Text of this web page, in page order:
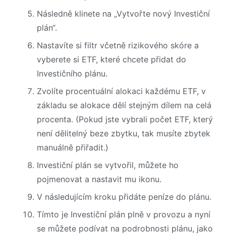
Následně klinete na „Vytvořte nový Investiční
plán“.
Nastavíte si filtr včetně rizikového skóre a
vyberete si ETF, které chcete přidat do
Investičního plánu.
Zvolíte procentuální alokaci každému ETF, v
základu se alokace dělí stejným dílem na celá
procenta. (Pokud jste vybrali počet ETF, který
není dělitelný beze zbytku, tak musíte zbytek
manuálně přiřadit.)
Investiční plán se vytvořil, můžete ho
pojmenovat a nastavit mu ikonu.
V následujícím kroku přidáte peníze do plánu.
Tímto je Investiční plán plně v provozu a nyní
se můžete podívat na podrobnosti plánu, jako